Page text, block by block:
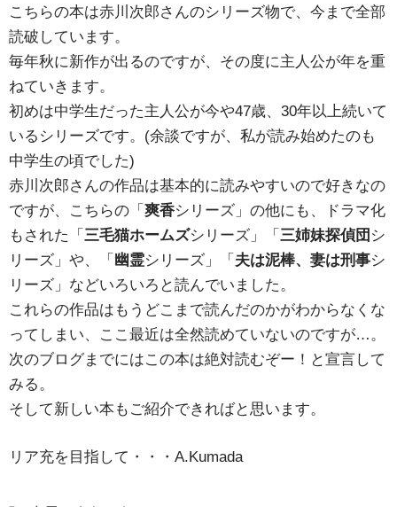
こちらの本は赤川次郎さんのシリーズ物で、今まで全部
読破しています。
毎年秋に新作が出るのですが、その度に主人公が年を重
ねていきます。
初めは中学生だった主人公が今や47歳、30年以上続いて
いるシリーズです。(余談ですが、私が読み始めたのも
中学生の頃でした)
赤川次郎さんの作品は基本的に読みやすいので好きなの
ですが、こちらの「 爽香シリーズ」の他にも、ドラマ化
もされた「 三毛猫ホームズシリーズ」「 三姉妹探偵団 シ
リーズ」や、「 幽霊シリーズ」「 夫は泥棒、妻は刑事シ
リーズ」などいろいろと読んでいました。
これらの作品はもうどこまで読んだのかがわからなくな
ってしまい、ここ最近は全然読めていないのですが…。
次のブログまでにはこの本は絶対読むぞー！と宣言して
みる。
そして新しい本もご紹介できればと思います。
リア充を目指して・・・A.Kumada